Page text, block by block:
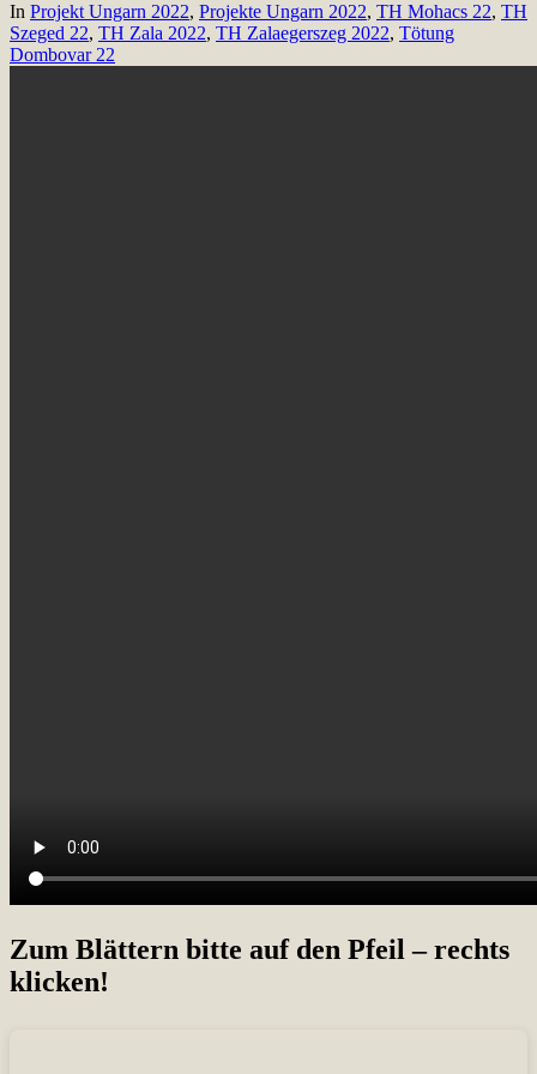
In Projekt Ungarn 2022, Projekte Ungarn 2022, TH Mohacs 22, TH
Szeged 22, TH Zala 2022, TH Zalaegerszeg 2022, Tötung
Dombovar 22
Zum Blättern bitte auf den Pfeil – rechts
klicken!